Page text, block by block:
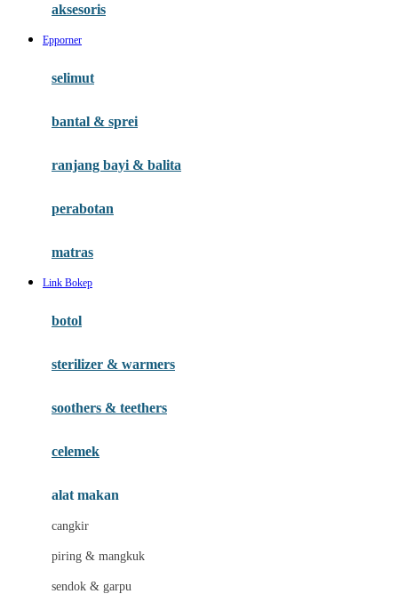
Habbie
Haenim
Hauck
Havaianas
Hybrid
I
Inlacta DHA
Ivenet
aksesoris
Epporner
selimut
bantal & sprei
ranjang bayi & balita
perabotan
matras
Link Bokep
botol
sterilizer & warmers
soothers & teethers
celemek
alat makan
cangkir
piring & mangkuk
sendok & garpu